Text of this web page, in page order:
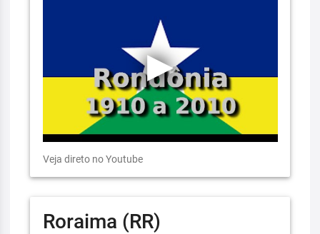
Veja direto no Youtube
Roraima (RR)